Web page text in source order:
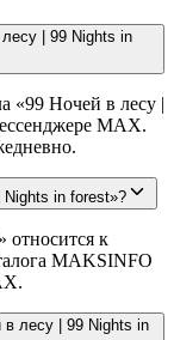
| 99 Nights in
«99 Ночей в лесу |
MAX.
Nights in forest»?
относится к
MAKSINFO
в лесу | 99 Nights in